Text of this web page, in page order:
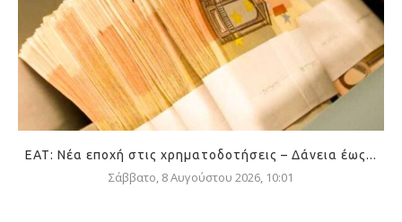
ΕΑΤ: Νέα εποχή στις χρηματοδοτήσεις – Δάνεια έως...
Σάββατο, 8 Αυγούστου 2026, 10:01